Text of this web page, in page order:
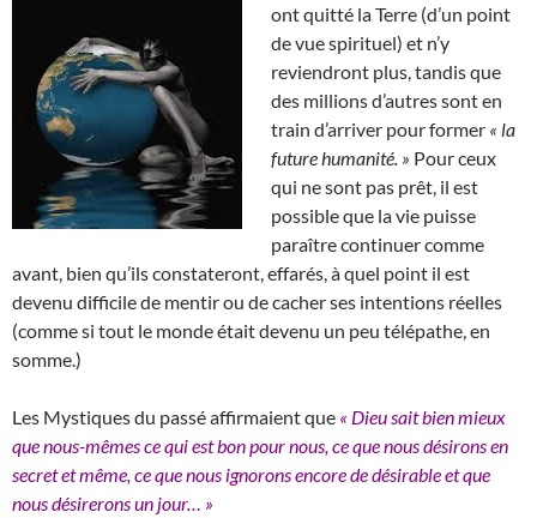
ont quitté la Terre (d’un point
de vue spirituel) et n’y
reviendront plus, tandis que
des millions d’autres sont en
train d’arriver pour former « la
future humanité. » Pour ceux
qui ne sont pas prêt, il est
possible que la vie puisse
paraître continuer comme
avant, bien qu’ils constateront, effarés, à quel point il est
devenu difficile de mentir ou de cacher ses intentions réelles
(comme si tout le monde était devenu un peu télépathe, en
somme.)
Les Mystiques du passé affirmaient que « Dieu sait bien mieux
que nous-mêmes ce qui est bon pour nous, ce que nous désirons en
secret et même, ce que nous ignorons encore de désirable et que
nous désirerons un jour… »